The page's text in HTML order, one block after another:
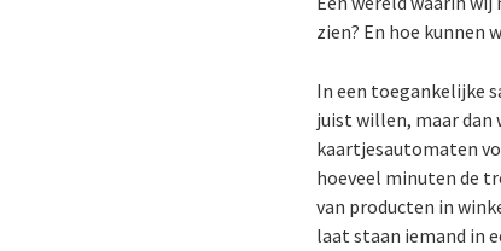
zien? En hoe kunnen
In een toegankelijke
juist willen, maar
kaartjesautomaten
hoeveel minuten de
van producten in
laat staan iemand in